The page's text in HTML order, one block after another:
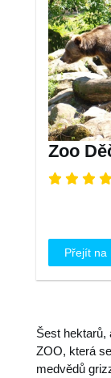
Zoo
Přejít na
Šest hektarů,
ZOO, která
medvědů